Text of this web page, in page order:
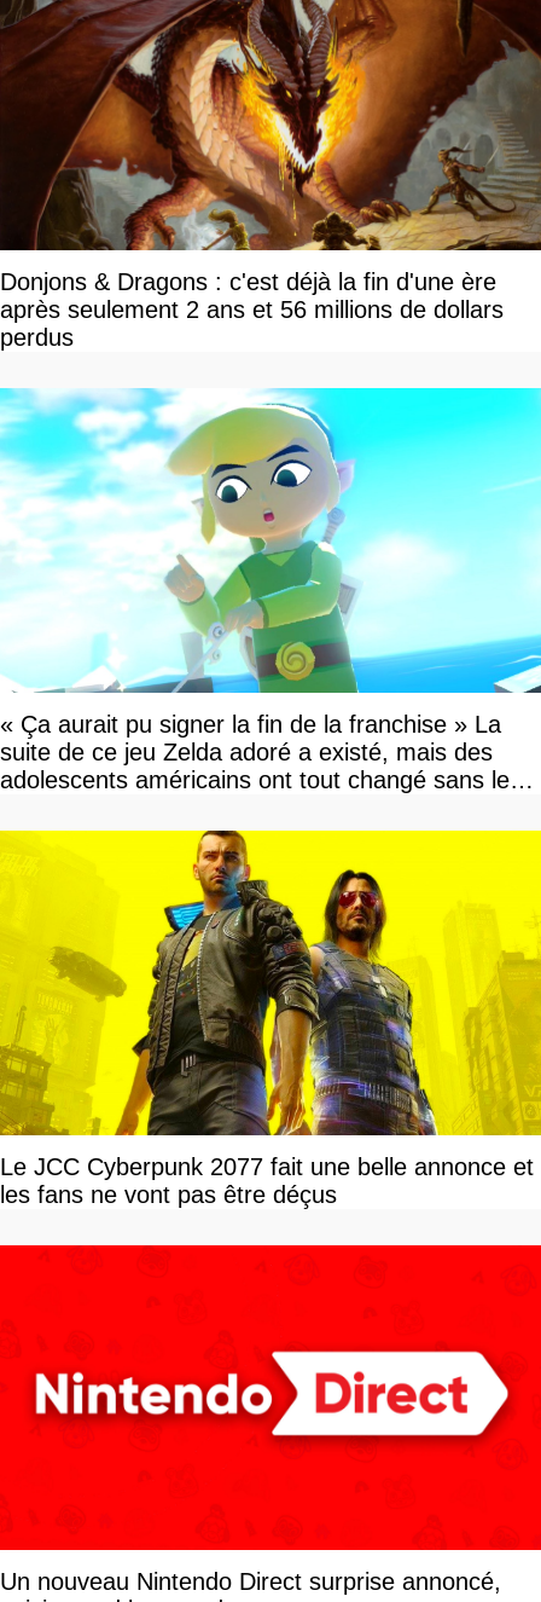
Donjons & Dragons : c'est déjà la fin d'une ère
après seulement 2 ans et 56 millions de dollars
perdus
« Ça aurait pu signer la fin de la franchise » La
suite de ce jeu Zelda adoré a existé, mais des
adolescents américains ont tout changé sans le
Le JCC Cyberpunk 2077 fait une belle annonce et
les fans ne vont pas être déçus
Un nouveau Nintendo Direct surprise annoncé,